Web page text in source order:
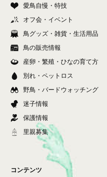
愛鳥自慢・特技
オフ会・イベント
鳥グッズ・雑貨・生活用品
鳥の販売情報
産卵・繁殖・ひなの育て方
別れ・ペットロス
野鳥・バードウォッチング
迷子情報
保護情報
里親募集
コンテンツ